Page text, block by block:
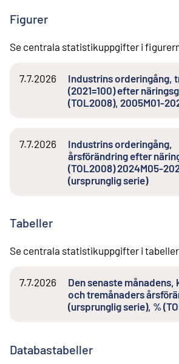
Figurer
Se centrala statistikuppgifter i
7.7.2026
Industrins orderingång,
(2021=100) efter
(TOL2008), 2005M01-
7.7.2026
Industrins orderingång,
årsförändring efter
(TOL2008) 2024M05-
(ursprunglig serie)
Tabeller
Se centrala statistikuppgifter i
7.7.2026
Den senaste månadens,
och tremånaders
(ursprunglig serie), %
Databastabeller